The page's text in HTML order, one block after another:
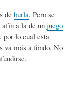
de burla. Pero se
afín a la de unjuego
por lo cual esta
va más a fondo. No